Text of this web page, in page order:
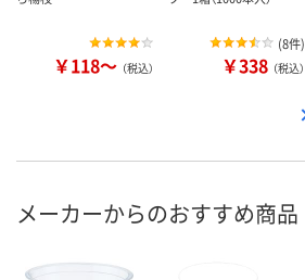
￥118～ （税込）
(8件)
￥338 （税込）
メーカーからのおすすめ商品